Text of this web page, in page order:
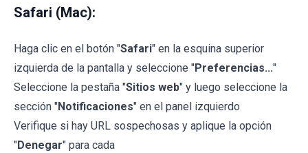
Safari (Mac):
Haga clic en el botón "Safari" en la esquina superior
izquierda de la pantalla y seleccione "Preferencias..."
Seleccione la pestaña "Sitios web" y luego seleccione la
sección "Notificaciones" en el panel izquierdo
Verifique si hay URL sospechosas y aplique la opción
"Denegar" para cada